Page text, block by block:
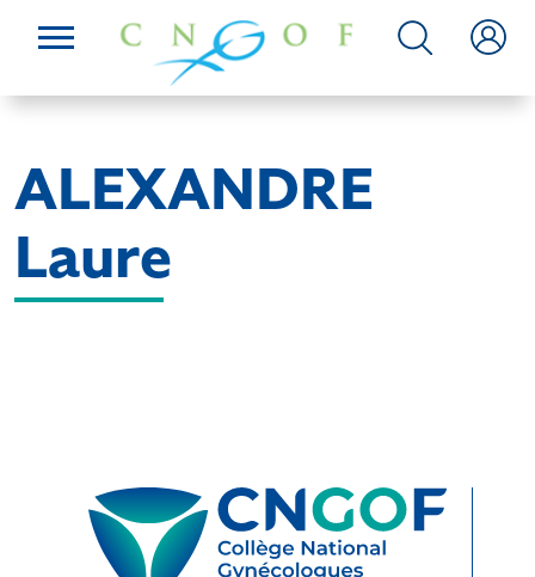
ALEXANDRE
Laure